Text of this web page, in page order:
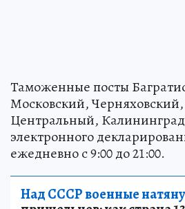
Таможенные посты
Московский,
Центральный,
электронного
ежедневно с 9:00 до 21:00.